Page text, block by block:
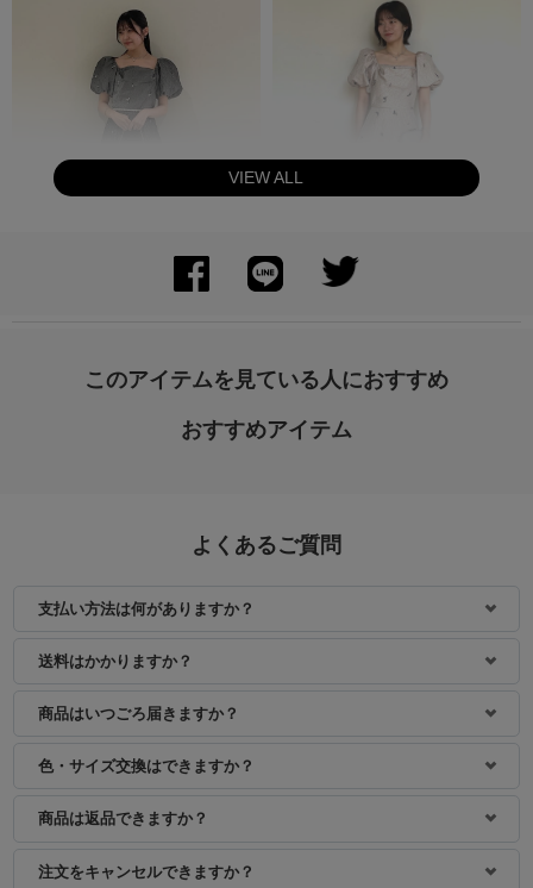
VIEW ALL
このアイテムを見ている人におすすめ
おすすめアイテム
よくあるご質問
支払い方法は何がありますか？
送料はかかりますか？
商品はいつごろ届きますか？
色・サイズ交換はできますか？
商品は返品できますか？
注文をキャンセルできますか？